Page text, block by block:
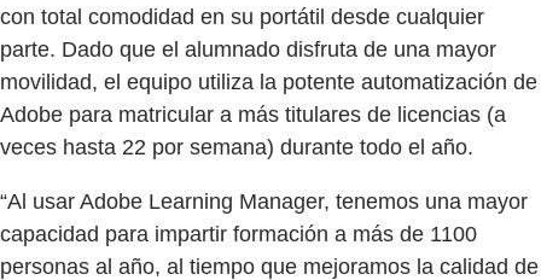
con total comodidad en su portátil desde cualquier
parte. Dado que el alumnado disfruta de una mayor
movilidad, el equipo utiliza la potente automatización de
Adobe para matricular a más titulares de licencias (a
veces hasta 22 por semana) durante todo el año.
“Al usar Adobe Learning Manager, tenemos una mayor
capacidad para impartir formación a más de 1100
personas al año, al tiempo que mejoramos la calidad de